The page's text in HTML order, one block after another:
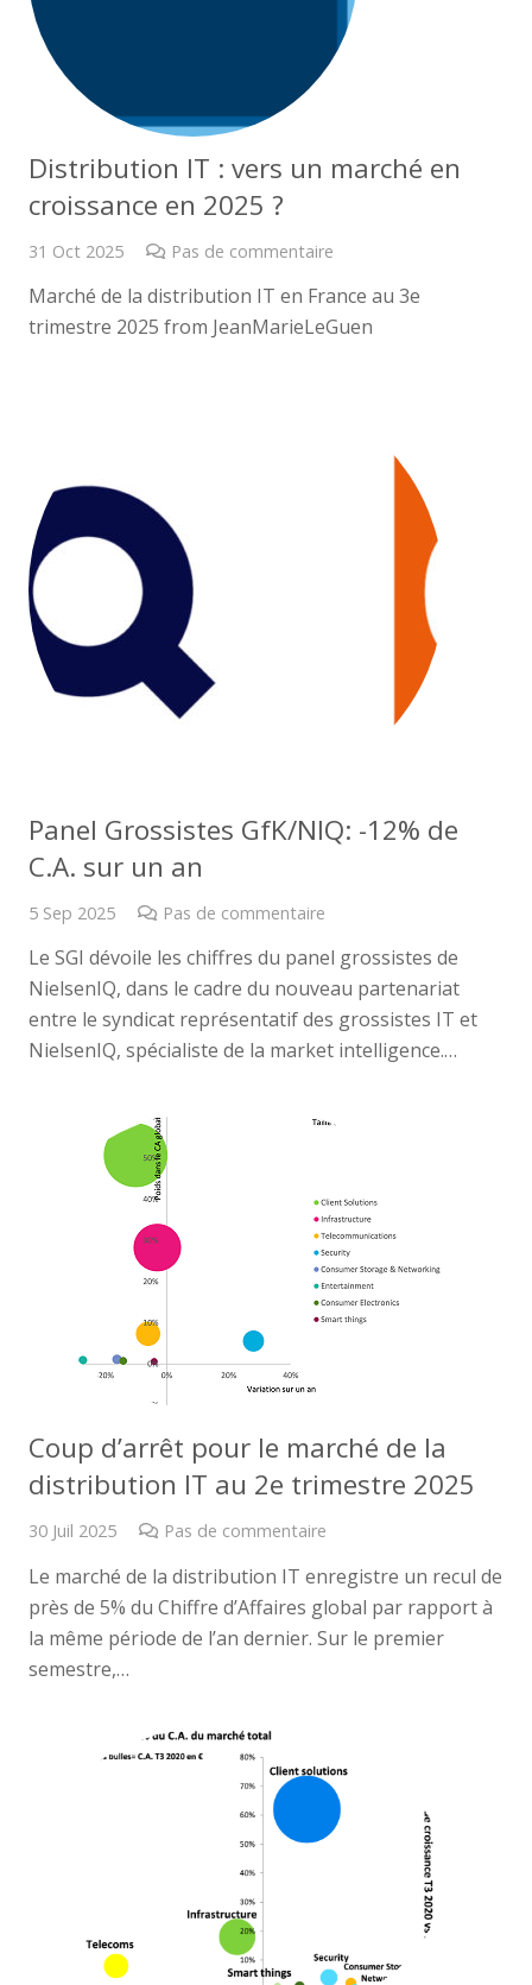
Distribution IT : vers un marché en
croissance en 2025 ?
31 Oct 2025 Pas de commentaire
Marché de la distribution IT en France au 3e
trimestre 2025 from JeanMarieLeGuen
Panel Grossistes GfK/NIQ: -12% de
C.A. sur un an
5 Sep 2025 Pas de commentaire
Le SGI dévoile les chiffres du panel grossistes de
NielsenIQ, dans le cadre du nouveau partenariat
entre le syndicat représentatif des grossistes IT et
NielsenIQ, spécialiste de la market intelligence.…
Coup d’arrêt pour le marché de la
distribution IT au 2e trimestre 2025
30 Juil 2025 Pas de commentaire
Le marché de la distribution IT enregistre un recul de
près de 5% du Chiffre d’Affaires global par rapport à
la même période de l’an dernier. Sur le premier
semestre,…